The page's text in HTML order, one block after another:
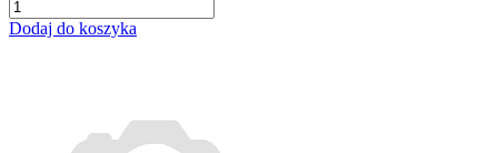
Dodaj do koszyka